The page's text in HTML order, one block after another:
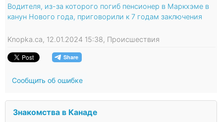
Водителя, из-за которого погиб пенсионер в Маркхэме в
канун Нового года, приговорили к 7 годам заключения
Knopka.ca, 12.01.2024 15:38, Происшествия
Сообщить об ошибке
Знакомства в Канаде